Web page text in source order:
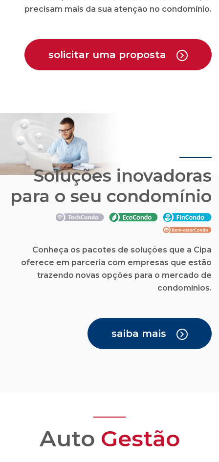
para o seu condomínio
Conheça os pacotes de soluções que a Cipa
oferece em parceria com empresas que estão
trazendo novas opções para o mercado de
condomínios.
saiba mais
administração
condominial com
transparência e